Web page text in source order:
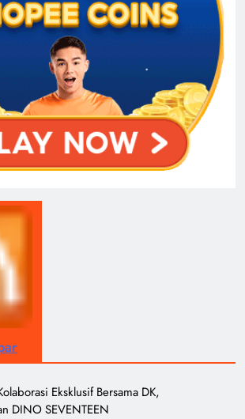
Eksklusif Bersama DK,
DINO SEVENTEEN